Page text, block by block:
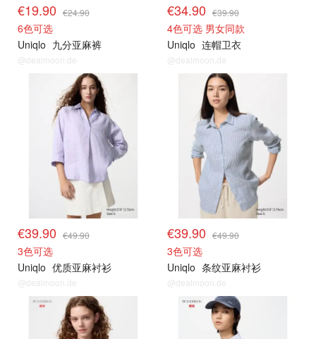
€19.90 €24.90
6色可选
Uniqlo 九分亚麻裤
@dealmoon.de
€34.90 €39.90
4色可选 男女同款
Uniqlo 连帽卫衣
@dealmoon.de
€39.90 €49.90
3色可选
Uniqlo 优质亚麻衬衫
@dealmoon.de
€39.90 €49.90
3色可选
Uniqlo 条纹亚麻衬衫
@dealmoon.de
其他精选 其他精选